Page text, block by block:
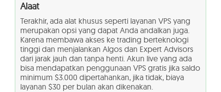
Alaat
Terakhir, ada alat khusus seperti layanan VPS yang
merupakan opsi yang dapat Anda andalkan juga.
Karena membawa akses ke trading berteknologi
tinggi dan menjalankan Algos dan Expert Advisors
dari jarak jauh dan tanpa henti. Akun live yang ada
bisa mendapatkan penggunaan VPS gratis jika saldo
minimum $3.000 dipertahankan, jika tidak, biaya
layanan $30 per bulan akan dikenakan.